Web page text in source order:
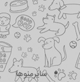
سایرمنوها